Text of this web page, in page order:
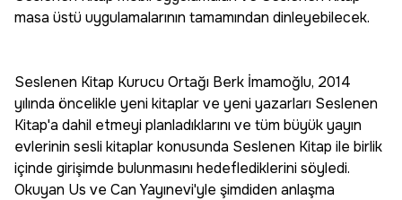
masa üstü uygulamalarının tamamından dinleyebilecek.
Seslenen Kitap Kurucu Ortağı Berk İmamoğlu, 2014
yılında öncelikle yeni kitaplar ve yeni yazarları Seslenen
Kitap'a dahil etmeyi planladıklarını ve tüm büyük yayın
evlerinin sesli kitaplar konusunda Seslenen Kitap ile birlik
içinde girişimde bulunmasını hedeflediklerini söyledi.
Okuyan Us ve Can Yayınevi'yle şimdiden anlaşma